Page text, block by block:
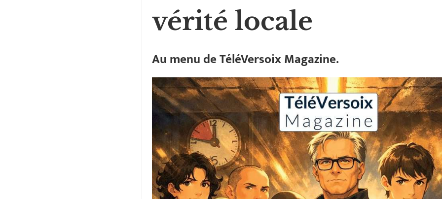
vérité locale
Au menu de TéléVersoix Magazine.